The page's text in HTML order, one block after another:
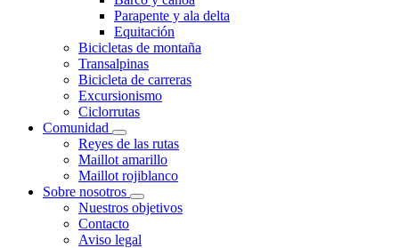
Parapente y ala delta
Equitación
Bicicletas de montaña
Transalpinas
Bicicleta de carreras
Excursionismo
Ciclorrutas
Comunidad
Reyes de las rutas
Maillot amarillo
Maillot rojiblanco
Sobre nosotros
Nuestros objetivos
Contacto
Aviso legal